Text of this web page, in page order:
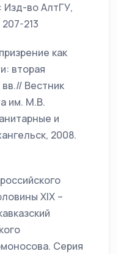
Изд-во АлтГУ,
213
как
вторая
Вестник
им. М.В.
и
2008.
XIX –
Серия